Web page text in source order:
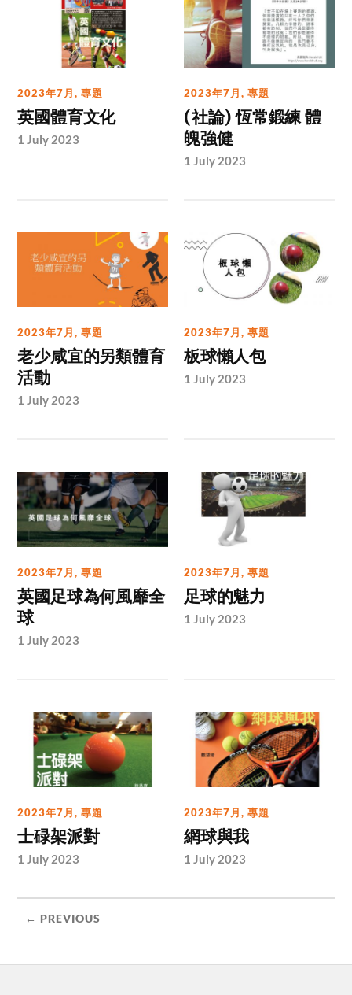
2023年7月,專題
英國體育文化
1 July 2023
2023年7月,專題
(社論) 恆常鍛練 體
魄強健
1 July 2023
2023年7月,專題
老少咸宜的另類體育
活動
1 July 2023
2023年7月,專題
板球懶人包
1 July 2023
2023年7月,專題
英國足球為何風靡全
球
1 July 2023
2023年7月,專題
足球的魅力
1 July 2023
2023年7月,專題
士碌架派對
1 July 2023
2023年7月,專題
網球與我
1 July 2023
← PREVIOUS